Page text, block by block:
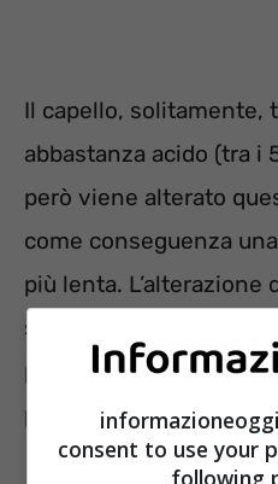
Il capello, solitamente,
abbastanza acido (tra i
però viene alterato
come conseguenza
più lenta. L’alterazione
solitamente causata
prodotti cosmetici o da
piastre oppure il phon.
consent to use your
following